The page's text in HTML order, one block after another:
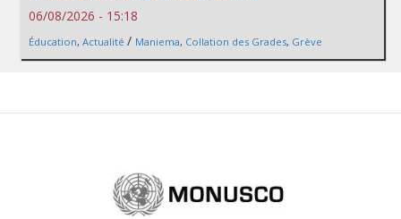
06/08/2026 - 15:18
Éducation, Actualité / Maniema, Collation des Grades, Grève